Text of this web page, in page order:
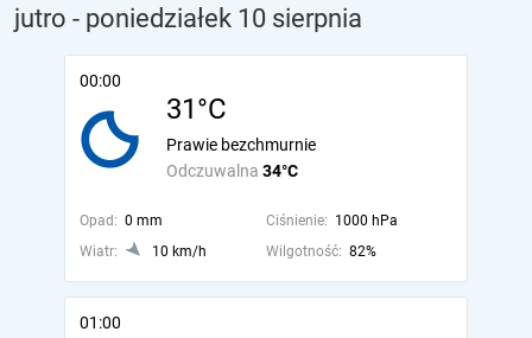
jutro - poniedziałek 10 sierpnia
00:00
31°C
Odczuwalna 34°C
Prawie bezchmurnie
Opad: 0 mm Ciśnienie: 1000 hPa
Wiatr:
10 km/h Wilgotność: 82%
01:00